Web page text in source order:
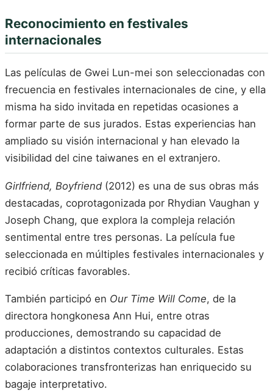
Reconocimiento en festivales
internacionales
Las películas de Gwei Lun-mei son seleccionadas con
frecuencia en festivales internacionales de cine, y ella
misma ha sido invitada en repetidas ocasiones a
formar parte de sus jurados. Estas experiencias han
ampliado su visión internacional y han elevado la
visibilidad del cine taiwanes en el extranjero.
Girlfriend, Boyfriend (2012) es una de sus obras más
destacadas, coprotagonizada por Rhydian Vaughan y
Joseph Chang, que explora la compleja relación
sentimental entre tres personas. La película fue
seleccionada en múltiples festivales internacionales y
recibió críticas favorables.
También participó en Our Time Will Come, de la
directora hongkonesa Ann Hui, entre otras
producciones, demostrando su capacidad de
adaptación a distintos contextos culturales. Estas
colaboraciones transfronterizas han enriquecido su
bagaje interpretativo.